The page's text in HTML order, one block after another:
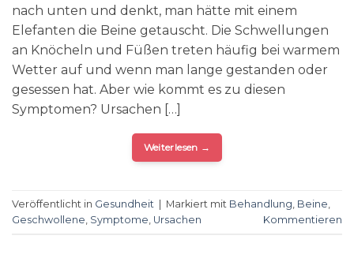
nach unten und denkt, man hätte mit einem
Elefanten die Beine getauscht. Die Schwellungen
an Knöcheln und Füßen treten häufig bei warmem
Wetter auf und wenn man lange gestanden oder
gesessen hat. Aber wie kommt es zu diesen
Symptomen? Ursachen […]
Weiterlesen →
Veröffentlicht in Gesundheit | Markiert mit Behandlung Beine
Geschwollene Symptome Ursachen Kommentieren